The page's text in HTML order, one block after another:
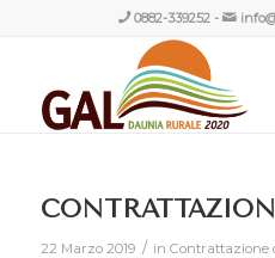
0882-339252-
22 Marzo 2019 / in Contrattazione